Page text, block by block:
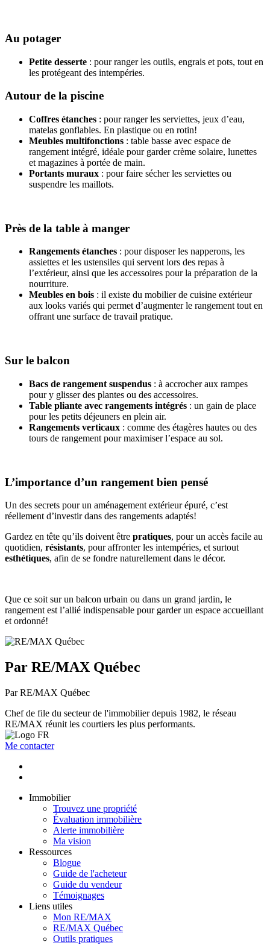
Au potager
Petite desserte : pour ranger les outils, engrais et pots, tout en
les protégeant des intempéries.
Autour de la piscine
Coffres étanches : pour ranger les serviettes, jeux d’eau,
matelas gonflables. En plastique ou en rotin!
Meubles multifonctions : table basse avec espace de
rangement intégré, idéale pour garder crème solaire, lunettes
et magazines à portée de main.
Portants muraux : pour faire sécher les serviettes ou
suspendre les maillots.
Près de la table à manger
Rangements étanches : pour disposer les napperons, les
assiettes et les ustensiles qui servent lors des repas à
l’extérieur, ainsi que les accessoires pour la préparation de la
nourriture.
Meubles en bois : il existe du mobilier de cuisine extérieur
aux looks variés qui permet d’augmenter le rangement tout en
offrant une surface de travail pratique.
Sur le balcon
Bacs de rangement suspendus : à accrocher aux rampes
pour y glisser des plantes ou des accessoires.
Table pliante avec rangements intégrés : un gain de place
pour les petits déjeuners en plein air.
Rangements verticaux : comme des étagères hautes ou des
tours de rangement pour maximiser l’espace au sol.
L’importance d’un rangement bien pensé
Un des secrets pour un aménagement extérieur épuré, c’est
réellement d’investir dans des rangements adaptés!
Gardez en tête qu’ils doivent être pratiques, pour un accès facile au
quotidien, résistants, pour affronter les intempéries, et surtout
esthétiques, afin de se fondre naturellement dans le décor.
Que ce soit sur un balcon urbain ou dans un grand jardin, le
rangement est l’allié indispensable pour garder un espace accueillant
et ordonné!
Par RE/MAX Québec
Par RE/MAX Québec
Chef de file du secteur de l'immobilier depuis 1982, le réseau
RE/MAX réunit les courtiers les plus performants.
Me contacter
Immobilier
Trouvez une propriété
Évaluation immobilière
Alerte immobilière
Ma vision
Ressources
Blogue
Guide de l'acheteur
Guide du vendeur
Témoignages
Liens utiles
Mon RE/MAX
RE/MAX Québec
Outils pratiques